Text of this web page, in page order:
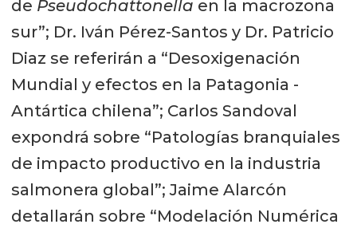
de Pseudochattonella en la macrozona
sur”; Dr. Iván Pérez-Santos y Dr. Patricio
Diaz se referirán a “Desoxigenación
Mundial y efectos en la Patagonia -
Antártica chilena”; Carlos Sandoval
expondrá sobre “Patologías branquiales
de impacto productivo en la industria
salmonera global”; Jaime Alarcón
detallarán sobre “Modelación Numérica